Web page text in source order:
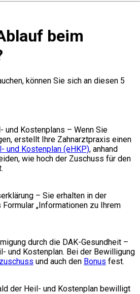
beim
können Sie sich an diesen 5
und Kostenplans – Wenn Sie
erstellt Ihre Zahnarztpraxis einen
und Kostenplan (eHKP), anhand
wie hoch der Zuschuss für den
– Sie erhalten in der
„Informationen zu Ihrem
durch die DAK-Gesundheit –
und Kostenplan. Bei der Bewilligung
und auch den Bonus fest.
der Heil- und Kostenplan bewilligt